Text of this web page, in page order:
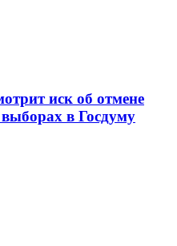
иск об отмене
в Госдуму